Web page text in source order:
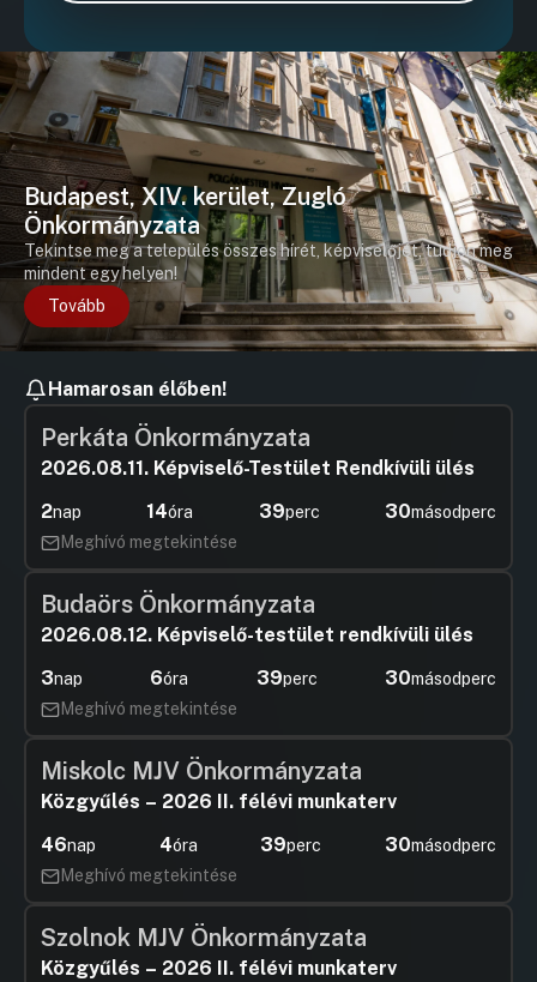
Budapest, XIV. kerület, Zugló
Önkormányzata
Tekintse meg a település összes hírét, képviselőjét, tudjon meg
mindent egy helyen!
Tovább
Hamarosan élőben!
Perkáta Önkormányzata
2026.08.11. Képviselő-Testület Rendkívüli ülés
2nap 14óra 39perc 30másodperc
Meghívó megtekintése
Budaörs Önkormányzata
2026.08.12. Képviselő-testület rendkívüli ülés
3nap 6óra 39perc 30másodperc
Meghívó megtekintése
Miskolc MJV Önkormányzata
Közgyűlés – 2026 II. félévi munkaterv
46nap 4óra 39perc 30másodperc
Meghívó megtekintése
Szolnok MJV Önkormányzata
Közgyűlés – 2026 II. félévi munkaterv